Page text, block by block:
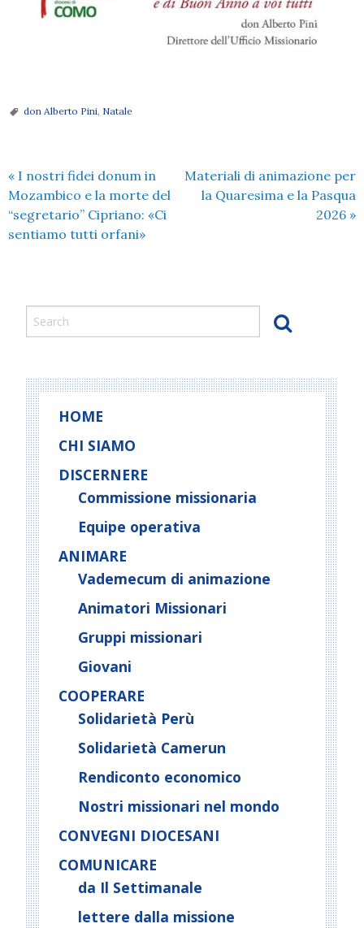
don Alberto Pini, Natale
« I nostri fidei donum in
Mozambico e la morte del
“segretario” Cipriano: «Ci
sentiamo tutti orfani»
Materiali di animazione per
la Quaresima e la Pasqua
2026 »
HOME
CHI SIAMO
DISCERNERE
Commissione missionaria
Equipe operativa
ANIMARE
Vademecum di animazione
Animatori Missionari
Gruppi missionari
Giovani
COOPERARE
Solidarietà Perù
Solidarietà Camerun
Rendiconto economico
Nostri missionari nel mondo
CONVEGNI DIOCESANI
COMUNICARE
da Il Settimanale
lettere dalla missione